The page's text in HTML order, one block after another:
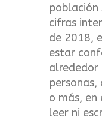
población
cifras
de 2018,
estar
alrededor
personas,
o más,
leer ni